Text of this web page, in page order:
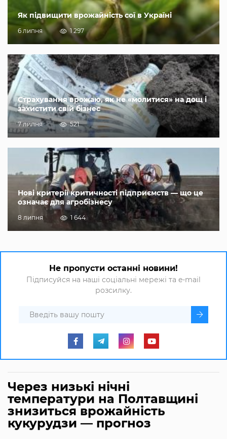
Як підвищити врожайність сої в Україні
6 липня 1 297
Страхування врожаю, як не «молитися» на дощ і
захистити свій бізнес
7 липня 521
Нові критерії критичності підприємств — що це
означає для агробізнесу
8 липня 1 644
Не пропусти останні новини!
Підписуйся на наші соціальні мережі та e-mail
розсилку.
Через низькі нічні
температури на Полтавщині
знизиться врожайність
кукурудзи — прогноз